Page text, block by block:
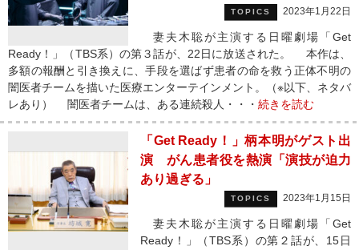
TOPICS 2023年1月22日
妻夫木聡が主演する日曜劇場「Get
Ready！」（TBS系）の第３話が、22日に放送された。 本作は、
多額の報酬と引き換えに、手段を選ばず患者の命を救う正体不明の
闇医者チームを描いた医療エンターテインメント。（※以下、ネタバ
レあり） 闇医者チームは、ある連続殺人・・・ 続きを読む
「Get Ready！」柄本明がゲスト出
演 がん患者役を熱演「演技が迫力
あり過ぎる」
TOPICS 2023年1月15日
妻夫木聡が主演する日曜劇場「Get
Ready！」（TBS系）の第２話が、15日